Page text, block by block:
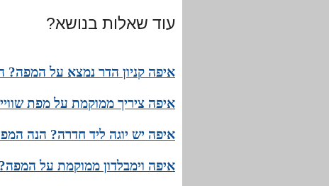
עוד שאלות בנושא?
איפה קניון הדר נמצא על המפה?
איפה ציריך ממוקמת על מפת
איפה יש יוגה ליד חדרה? הנה
איפה וימבלדון ממוקמת על